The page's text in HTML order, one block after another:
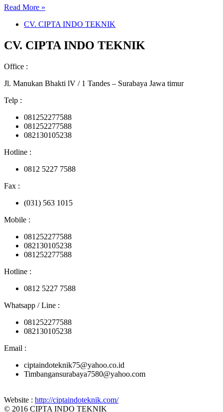
Read More »
CV. CIPTA INDO TEKNIK
CV. CIPTA INDO TEKNIK
Office :
Jl. Manukan Bhakti lV / 1 Tandes – Surabaya Jawa timur
Telp :
081252277588
081252277588
082130105238
Hotline :
0812 5227 7588
Fax :
(031) 563 1015
Mobile :
081252277588
082130105238
081252277588
Hotline :
0812 5227 7588
Whatsapp / Line :
081252277588
082130105238
Email :
ciptaindoteknik75@yahoo.co.id
Timbangansurabaya7580@yahoo.com
Website : http://ciptaindoteknik.com/
© 2016 CIPTA INDO TEKNIK